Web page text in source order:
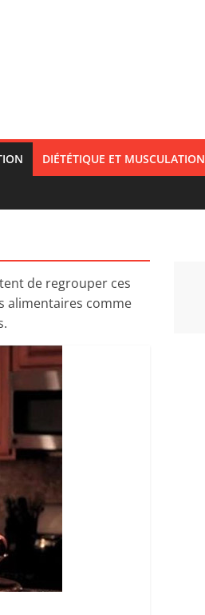
DIÉTÉTIQUE ET MUSCULATION
de regrouper ces
alimentaires comme